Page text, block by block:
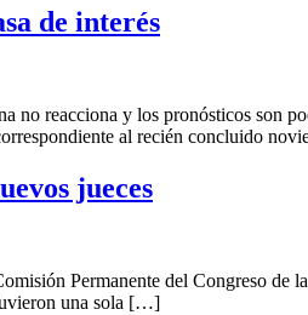
de interés
y los pronósticos son
al recién concluido
jueces
Permanente del Congreso de la
una sola […]